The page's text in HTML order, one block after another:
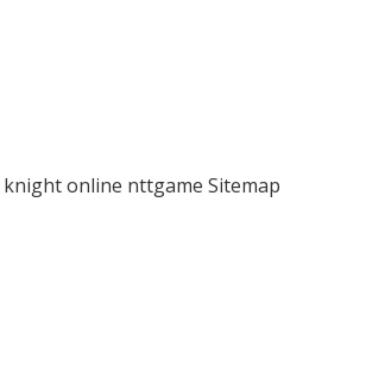
knight online nttgame Sitemap